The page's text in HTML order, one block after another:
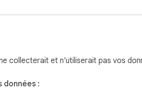
collecterait et n'utiliserait pas vos
données :